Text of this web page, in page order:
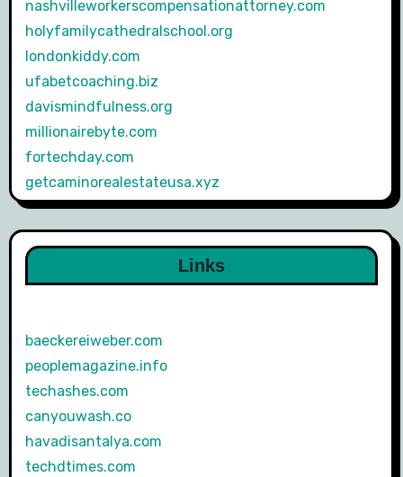
nashvilleworkerscompensationattorney.com
holyfamilycathedralschool.org
londonkiddy.com
ufabetcoaching.biz
davismindfulness.org
millionairebyte.com
fortechday.com
getcaminorealestateusa.xyz
Links
baeckereiweber.com
peoplemagazine.info
techashes.com
canyouwash.co
havadisantalya.com
techdtimes.com